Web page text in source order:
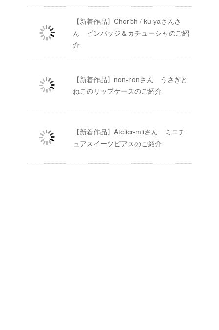
【新着作品】Cherish / ku-yaさんさ
ん ピンバッジ＆カチューシャのご紹
介
【新着作品】non-nonさん うさぎと
ねこのリップケースのご紹介
【新着作品】Atelier-miiさん ミニチ
ュアスイーツピアスのご紹介